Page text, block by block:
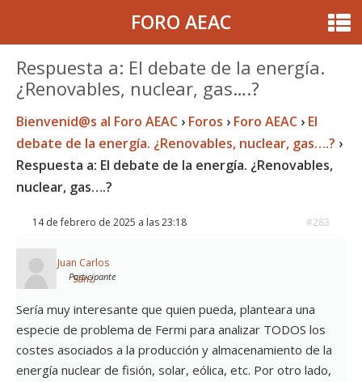
FORO AEAC
Respuesta a: El debate de la energía.
¿Renovables, nuclear, gas….?
Bienvenid@s al Foro AEAC › Foros › Foro AEAC › El
debate de la energía. ¿Renovables, nuclear, gas….? ›
Respuesta a: El debate de la energía. ¿Renovables,
nuclear, gas….?
14 de febrero de 2025 a las 23:18 #283
Juan Carlos
Sanz
Participante
Sería muy interesante que quien pueda, planteara una
especie de problema de Fermi para analizar TODOS los
costes asociados a la producción y almacenamiento de la
energía nuclear de fisión, solar, eólica, etc. Por otro lado,